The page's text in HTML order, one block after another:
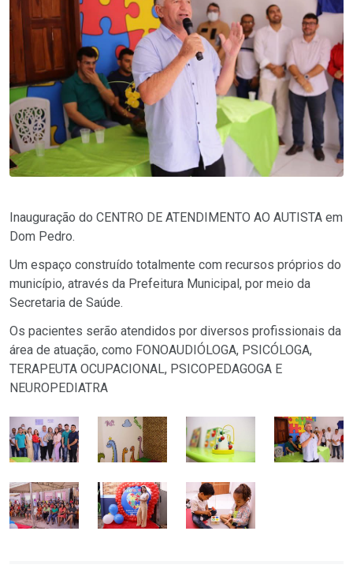
Inauguração do CENTRO DE ATENDIMENTO AO AUTISTA em
Dom Pedro.
Um espaço construído totalmente com recursos próprios do
município, através da Prefeitura Municipal, por meio da
Secretaria de Saúde.
Os pacientes serão atendidos por diversos profissionais da
área de atuação, como FONOAUDIÓLOGA, PSICÓLOGA,
TERAPEUTA OCUPACIONAL, PSICOPEDAGOGA E
NEUROPEDIATRA‍